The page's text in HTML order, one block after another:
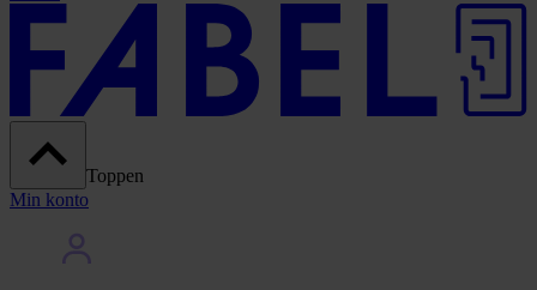
Toppen
Min konto